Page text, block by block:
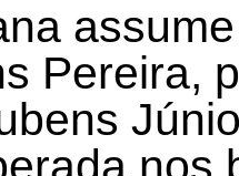
Pereira,